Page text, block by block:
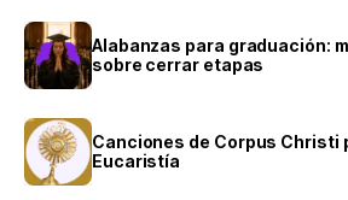
Alabanzas para graduación:
sobre cerrar etapas
Canciones de Corpus Christi
Eucaristía